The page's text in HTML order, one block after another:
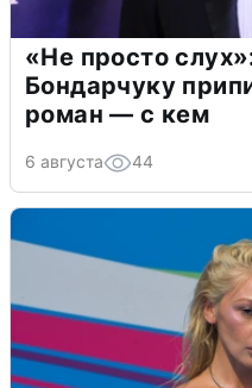
«Не просто
Бондарчуку
роман — с кем
6 августа 44